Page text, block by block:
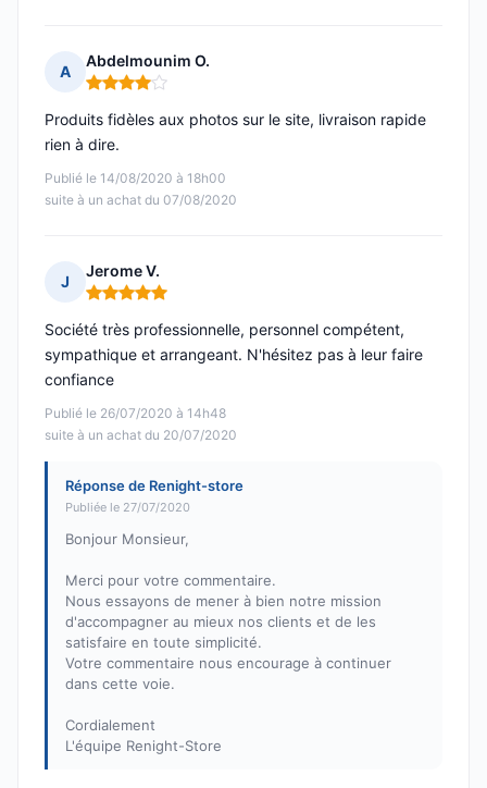
A
Abdelmounim O.
Note : 4 sur 5
Publié le 14/08/2020 à 18h00
suite à un achat du 07/08/2020
Produits fidèles aux photos sur le site, livraison rapide
rien à dire.
J
Jerome V.
Note : 5 sur 5
Publié le 26/07/2020 à 14h48
suite à un achat du 20/07/2020
Société très professionnelle, personnel compétent,
sympathique et arrangeant. N'hésitez pas à leur faire
confiance
Réponse de Renight-store
Publiée le 27/07/2020
Bonjour Monsieur,
Merci pour votre commentaire.
Nous essayons de mener à bien notre mission
d'accompagner au mieux nos clients et de les
satisfaire en toute simplicité.
Votre commentaire nous encourage à continuer
dans cette voie.
Cordialement
L'équipe Renight-Store